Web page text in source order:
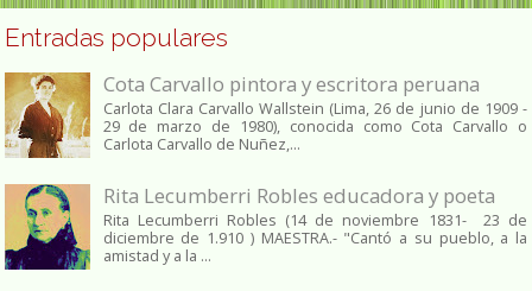
Entradas populares
Cota Carvallo pintora y escritora peruana
Carlota Clara Carvallo Wallstein (Lima, 26 de junio de 1909 -
29 de marzo de 1980), conocida como Cota Carvallo o
Carlota Carvallo de Nuñez,...
Rita Lecumberri Robles educadora y poeta
Rita Lecumberri Robles (14 de noviembre 1831- 23 de
diciembre de 1.910 ) MAESTRA.- "Cantó a su pueblo, a la
amistad y a la ...